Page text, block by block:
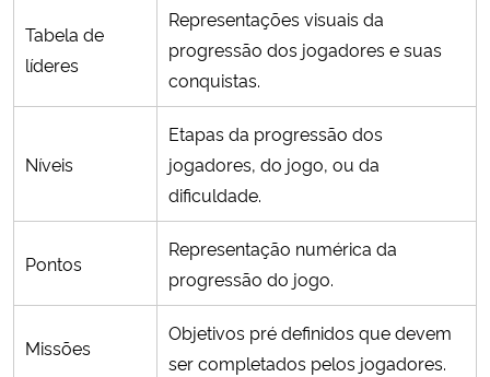
Tabela de
líderes
Representações visuais da
progressão dos jogadores e suas
conquistas.
Níveis
Etapas da progressão dos
jogadores, do jogo, ou da
dificuldade.
Pontos
Representação numérica da
progressão do jogo.
Missões
Objetivos pré definidos que devem
ser completados pelos jogadores.